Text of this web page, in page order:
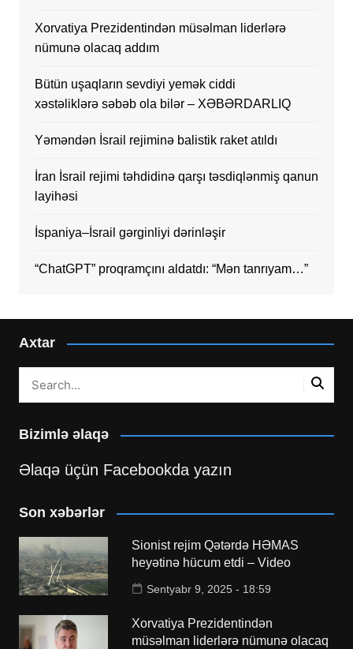
Xorvatiya Prezidentindən müsəlman liderlərə
nümunə olacaq addım
Bütün uşaqların sevdiyi yemək ciddi
xəstəliklərə səbəb ola bilər – XƏBƏRDARLIQ
Yəməndən İsrail rejiminə balistik raket atıldı
İran İsrail rejimi təhdidinə qarşı təsdiqlənmiş qanun
layihəsi
İspaniya–İsrail gərginliyi dərinləşir
“ChatGPT” proqramçını aldatdı: “Mən tanrıyam…”
Axtar
Bizimlə əlaqə
Əlaqə üçün Facebookda yazın
Son xəbərlər
Sionist rejim Qətərdə HƏMAS
heyətinə hücum etdi – Video
Sentyabr 9, 2025 - 18:59
Xorvatiya Prezidentindən
müsəlman liderlərə nümunə olacaq